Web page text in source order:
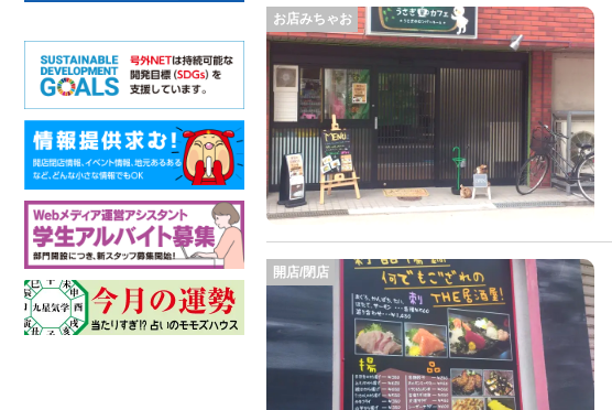
お店みちゃお
開店/閉店